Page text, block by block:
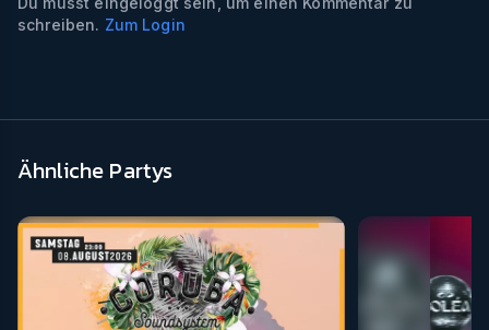
schreiben. Zum Login
Ähnliche Partys